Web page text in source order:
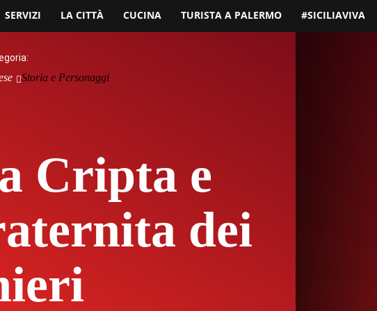
SERVIZI LA CITTÀ CUCINA TURISTA A PALERMO #SICILIAVIVA
Cripta e
dei
Storia e Personaggi